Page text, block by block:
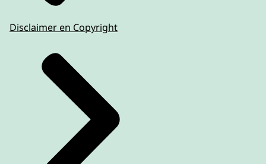
Disclaimer en Copyright